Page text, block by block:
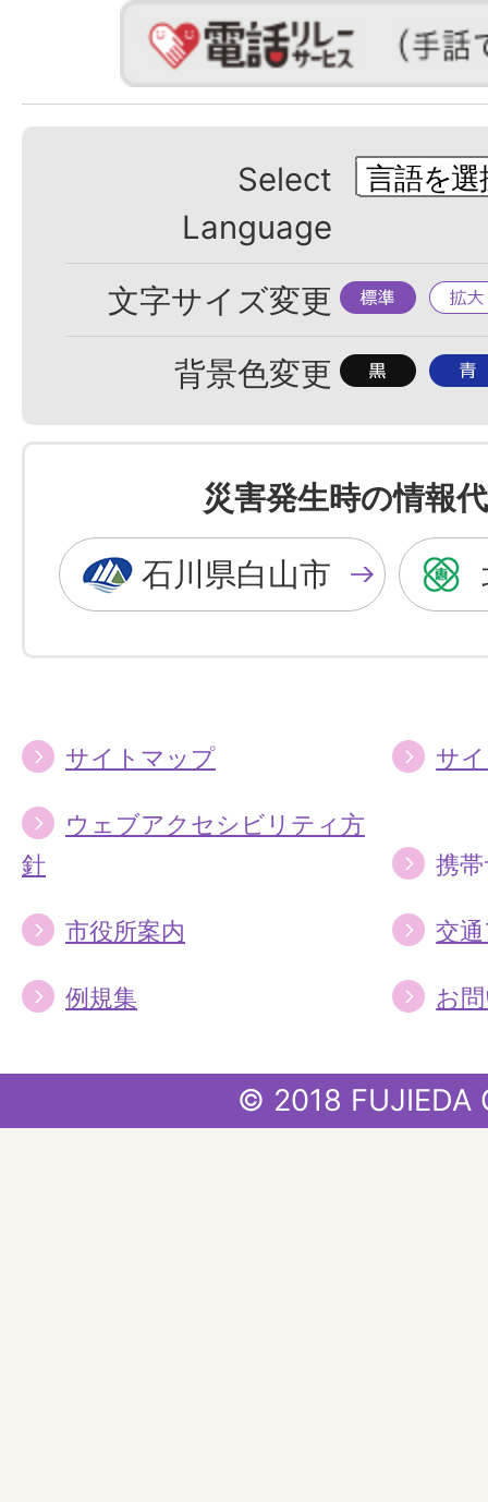
Select
Language
文字サイズ変更 標
準
拡
大
背景色変更 背
色
を
黒
色
に
背
色
を
青
色
に
災害発生時の情報
石川県白山市
サイトマップ サ
ウェブアクセシビリティ方
針
携
市役所案内 交
例規集 お
© 2018 FUJIEDA